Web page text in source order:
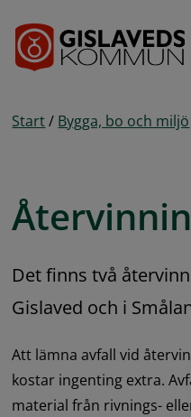
Start / Bygga, bo och miljö
Det finns två
Gislaved och i
Att lämna avfall vid
kostar ingenting extra.
material från rivnings-